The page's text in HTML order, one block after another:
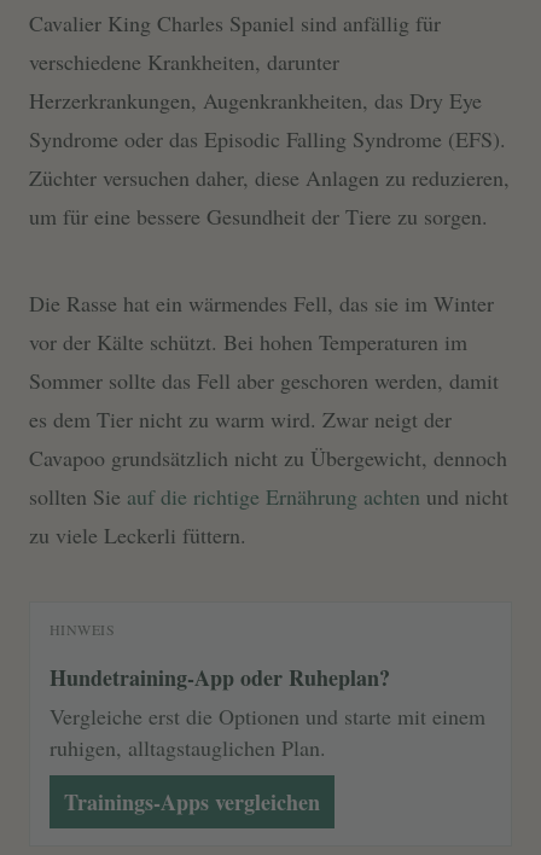
Cavalier King Charles Spaniel sind anfällig für
verschiedene Krankheiten, darunter
Herzerkrankungen, Augenkrankheiten, das Dry Eye
Syndrome oder das Episodic Falling Syndrome (EFS).
Züchter versuchen daher, diese Anlagen zu reduzieren,
um für eine bessere Gesundheit der Tiere zu sorgen.
Die Rasse hat ein wärmendes Fell, das sie im Winter
vor der Kälte schützt. Bei hohen Temperaturen im
Sommer sollte das Fell aber geschoren werden, damit
es dem Tier nicht zu warm wird. Zwar neigt der
Cavapoo grundsätzlich nicht zu Übergewicht, dennoch
sollten Sie auf die richtige Ernährung achten und nicht
zu viele Leckerli füttern.
HINWEIS
Hundetraining-App oder Ruheplan?
Vergleiche erst die Optionen und starte mit einem
ruhigen, alltagstauglichen Plan.
Trainings-Apps vergleichen